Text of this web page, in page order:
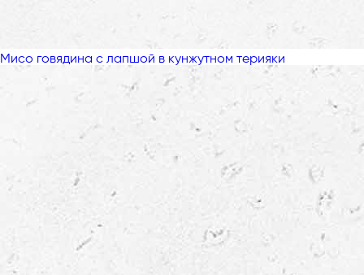
Мисо говядина с лапшой в кунжутном терияки